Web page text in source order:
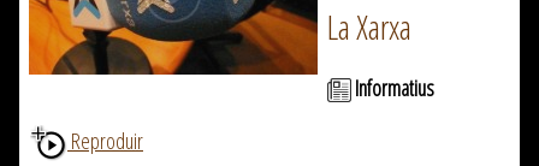
La Xarxa
Informatius
Reproduir